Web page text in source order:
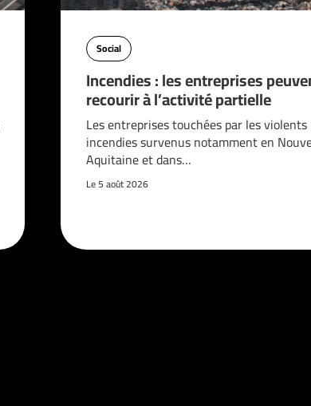
Social
Incendies : les entreprises
recourir à l’activité partielle
Les entreprises touchées par les violents
incendies survenus notamment en
Aquitaine et dans…
Le 5 août 2026